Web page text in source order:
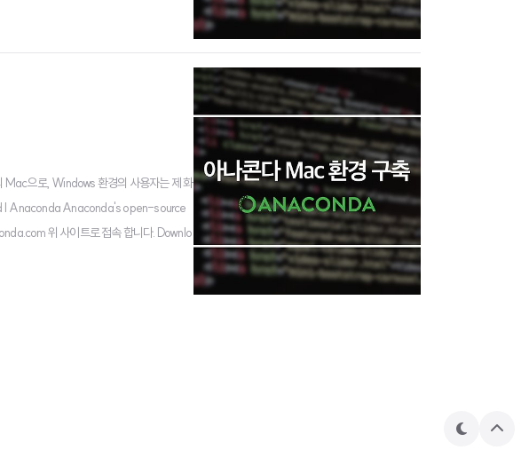
으로, Windows 환경의 사용자는 제 화
| Anaconda Anaconda's open-source
위 사이트로 접속 합니다. Downlo
테
상